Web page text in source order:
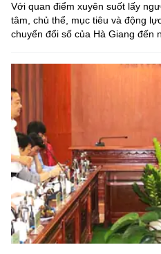
Với quan điểm xuyên suốt lấy
tâm, chủ thể, mục tiêu và động
chuyển đổi số của Hà Giang đến